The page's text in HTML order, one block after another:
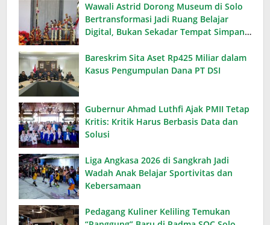
Wawali Astrid Dorong Museum di Solo
Bertransformasi Jadi Ruang Belajar
Digital, Bukan Sekadar Tempat Simpan
Bareskrim Sita Aset Rp425 Miliar dalam
Kasus Pengumpulan Dana PT DSI
Gubernur Ahmad Luthfi Ajak PMII Tetap
Kritis: Kritik Harus Berbasis Data dan
Solusi
Liga Angkasa 2026 di Sangkrah Jadi
Wadah Anak Belajar Sportivitas dan
Kebersamaan
Pedagang Kuliner Keliling Temukan